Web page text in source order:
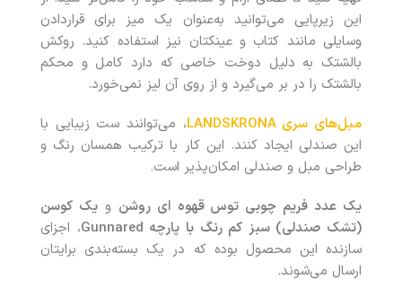
این زیرپایی می‌توانید به‌عنوان یک میز برای قراردادن
وسایلی مانند کتاب و عینکتان نیز استفاده کنید. روکش
بالشتک به دلیل دوخت خاصی که دارد کامل و محکم
بالشتک را در بر می‌گیرد و از روی آن لیز نمی‌خورد.
مبل‌های سری LANDSKRONA
، می‌توانند ست زیبایی با
این صندلی ایجاد کنند. این کار با ترکیب همسان رنگ و
طراحی مبل و صندلی امکان‌پذیر است.
یک عدد فریم چوبی توس قهوه ای روشن ویک کوسن
(تشک صندلی) سبز کم رنگ با پارچه Gunnared
، اجزای
سازنده این محصول بوده که در یک بسته‌بندی برایتان
ارسال می‌شوند.